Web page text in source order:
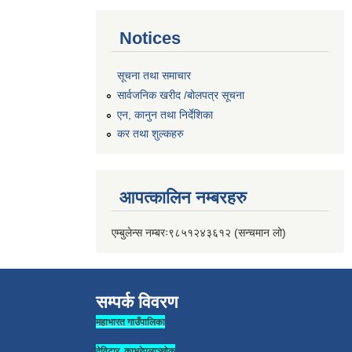
Notices
सूचना तथा समाचार
सार्वजनिक खरीद /बोलपत्र सूचना
एन, कानुन तथा निर्देशिका
कर तथा शुल्कहरु
आपत्कालिन नम्बरहरु
एम्बुलेन्स नम्बरः९८५१२४३६१२ (सन्चमान लो)
सम्पर्क विवरण
महाभारत गाउँपालिका